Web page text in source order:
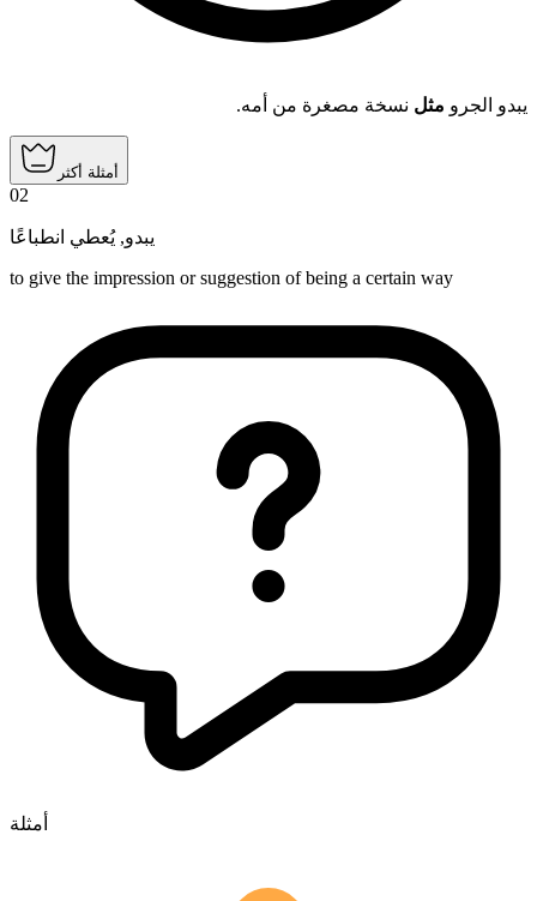
يبدو الجرو مثل نسخة مصغرة من أمه.
أمثلة أكثر
02
يبدو,يُعطي انطباعًا
to give the impression or suggestion of being a certain way
أمثلة